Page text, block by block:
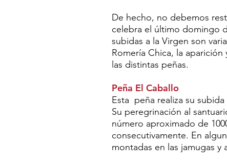
De hecho, no debemos
celebra el último domingo
subidas a la Virgen son
Romería Chica, la
las distintas peñas.
Peña El Caballo
Esta peña realiza su
Su peregrinación al
número aproximado de
consecutivamente. En
montadas en las jamugas y